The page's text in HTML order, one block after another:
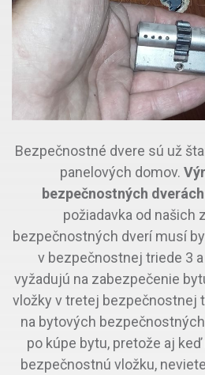
Bezpečnostné dvere sú už
panelových domov.
bezpečnostných dverách
požiadavka od našich
bezpečnostných dverí musí
v bezpečnostnej triede 3
vyžadujú na zabezpečenie
vložky v tretej bezpečnostnej
na bytových
po kúpe bytu, pretože aj
bezpečnostnú vložku,